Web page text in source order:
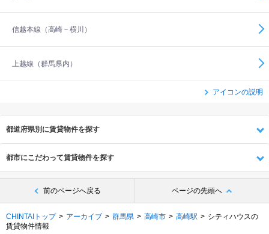
信越本線（高崎－横川）
上越線（群馬県内）
アイコンの説明
都道府県別に賃貸物件を探す
都市にこだわって賃貸物件を探す
前のページへ戻る ページの先頭へ
CHINTAIトップ アーカイブ 群馬県 高崎市 高崎駅
シティハウスの
賃貸物件情報